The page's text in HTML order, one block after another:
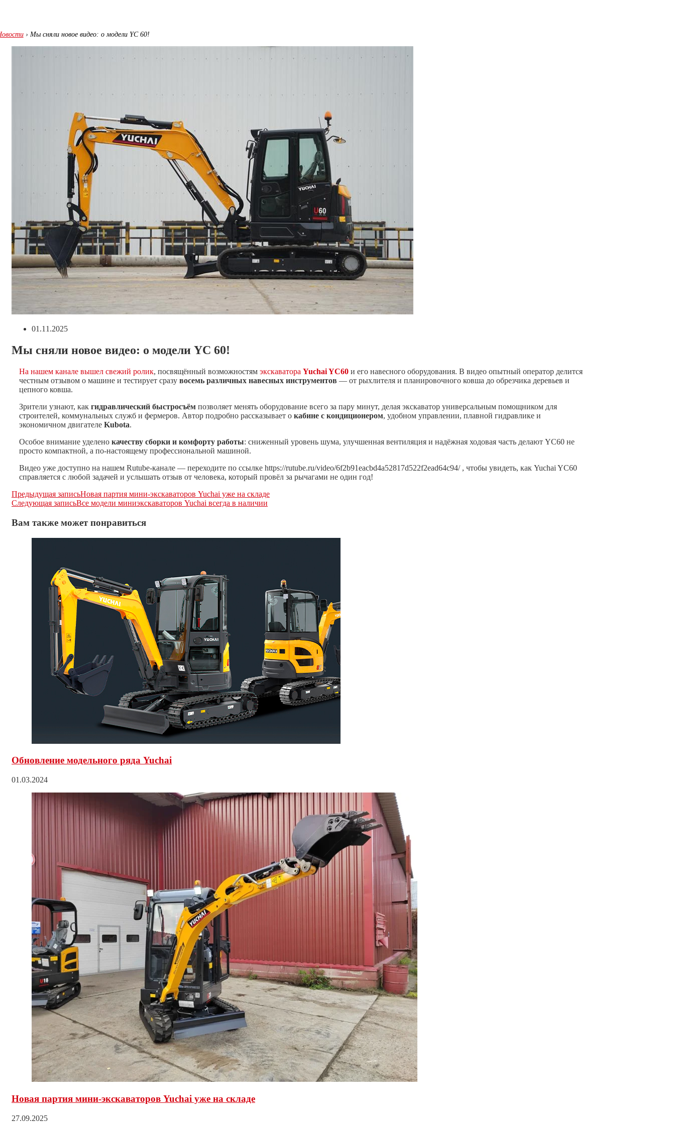
› Мы сняли новое видео: о модели YC 60!
Запись
01.11.2025
Мы сняли новое видео: о модели YC 60!
На нашем канале вышел свежий ролик, посвящённый возможностям экскаватора Yuchai YC60 и его навесного оборудования. В видео опытный оператор делится
честным отзывом о машине и тестирует сразу восемь различных навесных инструментов — от рыхлителя и планировочного ковша до обрезчика деревьев и
цепного ковша.
Зрители узнают, как гидравлический быстросъём позволяет менять оборудование всего за пару минут, делая экскаватор универсальным помощником для
строителей, коммунальных служб и фермеров. Автор подробно рассказывает о кабине с кондиционером, удобном управлении, плавной гидравлике и
экономичном двигателе Kubota.
Особое внимание уделено качеству сборки и комфорту работы: сниженный уровень шума, улучшенная вентиляция и надёжная ходовая часть делают YC60 не
просто компактной, а по-настоящему профессиональной машиной.
Видео уже доступно на нашем Rutube-канале — переходите по ссылке https://rutube.ru/video/6f2b91eacbd4a52817d522f2ead64c94/ , чтобы увидеть, как Yuchai YC60
справляется с любой задачей и услышать отзыв от человека, который провёл за рычагами не один год!
Еще
статьи
Предыдущая записьНовая партия мини-экскаваторов Yuchai уже на складе
Следующая записьВсе модели миниэкскаваторов Yuchai всегда в наличии
Вам также может понравиться
Обновление модельного ряда Yuchai
01.03.2024
Новая партия мини-экскаваторов Yuchai уже на складе
27.09.2025